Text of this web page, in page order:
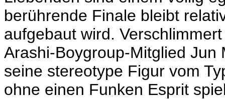
berührende Finale bleibt
aufgebaut wird.
Arashi-Boygroup-Mitglied Jun
seine stereotype Figur vom
ohne einen Funken Esprit